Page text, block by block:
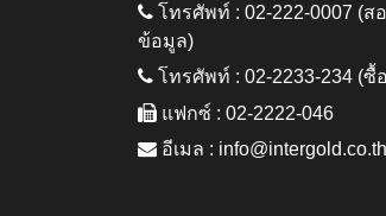
โทรศัพท์ : 02-222-0007 (ส
ข้อมูล)
โทรศัพท์ : 02-2233-234 (ซื้
แฟกซ์ : 02-2222-046
อีเมล : info@intergold.co.th